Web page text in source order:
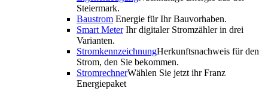
Steiermark.
Baustrom Energie für Ihr Bauvorhaben.
Smart MeterIhr digitaler Stromzähler in drei
Varianten.
StromkennzeichnungHerkunftsnachweis für den
Strom, den Sie bekommen.
StromrechnerWählen Sie jetzt ihr Franz
Energiepaket